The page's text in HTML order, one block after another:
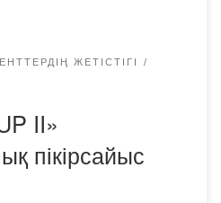
ЖЕТІСТІГІ
II»
пікірсайыс